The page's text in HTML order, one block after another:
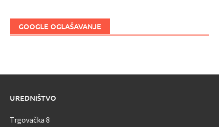
GOOGLE OGLAŠAVANJE
UREDNIŠTVO
Trgovačka 8